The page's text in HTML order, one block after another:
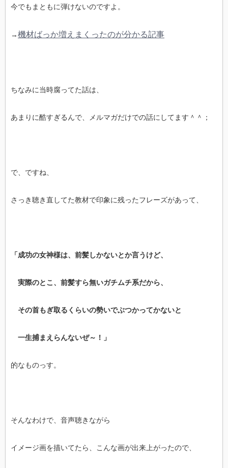
今でもまともに弾けないのですよ。
→機材ばっか増えまくったのが分かる記事
ちなみに当時腐ってた話は、
あまりに酷すぎるんで、メルマガだけでの話にしてます＾＾；
で、ですね、
さっき聴き直してた教材で印象に残ったフレーズがあって、
「成功の女神様は、前髪しかないとか言うけど、
実際のとこ、前髪すら無いガチムチ系だから、
その首もぎ取るくらいの勢いでぶつかってかないと
一生捕まえらんないぜ～！」
的なものっす。
そんなわけで、音声聴きながら
イメージ画を描いてたら、こんな画が出来上がったので、